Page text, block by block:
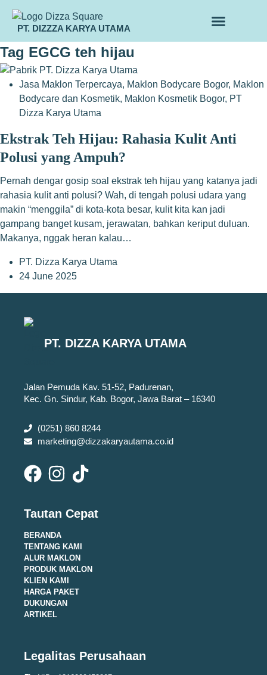
PT. DIZZZA KARYA UTAMA
Tag EGCG teh hijau
Jasa Maklon Terpercaya, Maklon Bodycare Bogor, Maklon
Bodycare dan Kosmetik, Maklon Kosmetik Bogor, PT
Dizza Karya Utama
Ekstrak Teh Hijau: Rahasia Kulit Anti
Polusi yang Ampuh?
Pernah dengar gosip soal ekstrak teh hijau yang katanya jadi
rahasia kulit anti polusi? Wah, di tengah polusi udara yang
makin “menggila” di kota-kota besar, kulit kita kan jadi
gampang banget kusam, jerawatan, bahkan keriput duluan.
Makanya, nggak heran kalau…
PT. Dizza Karya Utama
24 June 2025
PT. DIZZA KARYA UTAMA
Jalan Pemuda Kav. 51-52, Padurenan,
Kec. Gn. Sindur, Kab. Bogor, Jawa Barat – 16340
(0251) 860 8244
marketing@dizzakaryautama.co.id
Tautan Cepat
BERANDA
TENTANG KAMI
ALUR MAKLON
PRODUK MAKLON
KLIEN KAMI
HARGA PAKET
DUKUNGAN
ARTIKEL
Legalitas Perusahaan